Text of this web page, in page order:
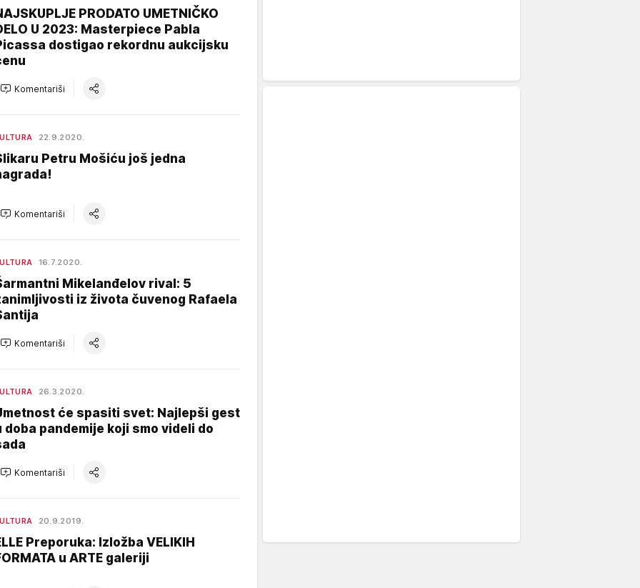
PRODATO UMETNIČKO
U 2023: Masterpiece Pabla
dostigao rekordnu aukcijsku
Komentariši
22.9.2020.
Petru Mošiću još jedna
Komentariši
16.7.2020.
Mikelanđelov rival: 5
iz života čuvenog Rafaela
Komentariši
26.3.2020.
će spasiti svet: Najlepši gest
doba pandemije koji smo videli do
Komentariši
20.9.2019.
Preporuka: Izložba VELIKIH
u ARTE galeriji